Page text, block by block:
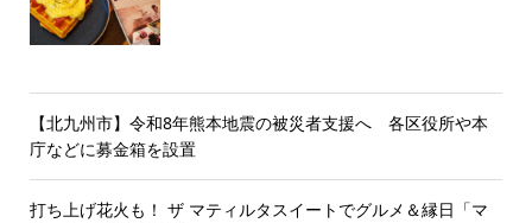
【北九州市】令和8年熊本地震の被災者支援へ 各区役所や本
庁などに募金箱を設置
打ち上げ花火も！ ザ マティルタスイートでグルメ＆縁日「マ